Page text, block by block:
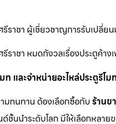
รีราชา ผู้เชี่ยวชาญการรับเปลี่
รีราชา หมดกังวลเรื่องประตูค้า
ท และจำหน่ายอะไหล่ประตูรี
มทนทาน ต้องเลือกซื้อกับร้านข
ชั้นนำระดับโลก มีให้เลือกหลา